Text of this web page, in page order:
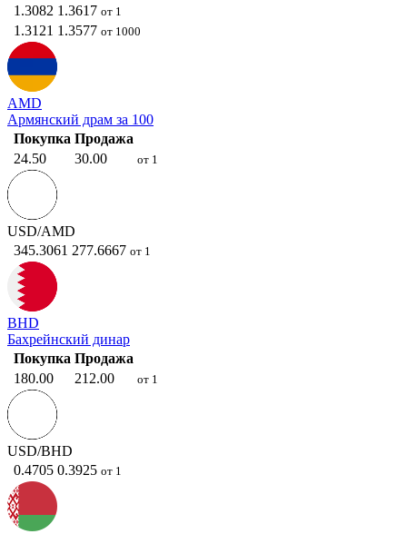
1.3082 1.3617 от 1
1.3121 1.3577 от 1000
AMD
Армянский драм за 100
Покупка Продажа
24.50
30.00 от 1
USD/AMD
345.3061 277.6667 от 1
BHD
Бахрейнский динар
Покупка Продажа
180.00
212.00 от 1
USD/BHD
0.4705 0.3925 от 1